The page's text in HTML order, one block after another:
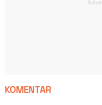
KOMENTAR